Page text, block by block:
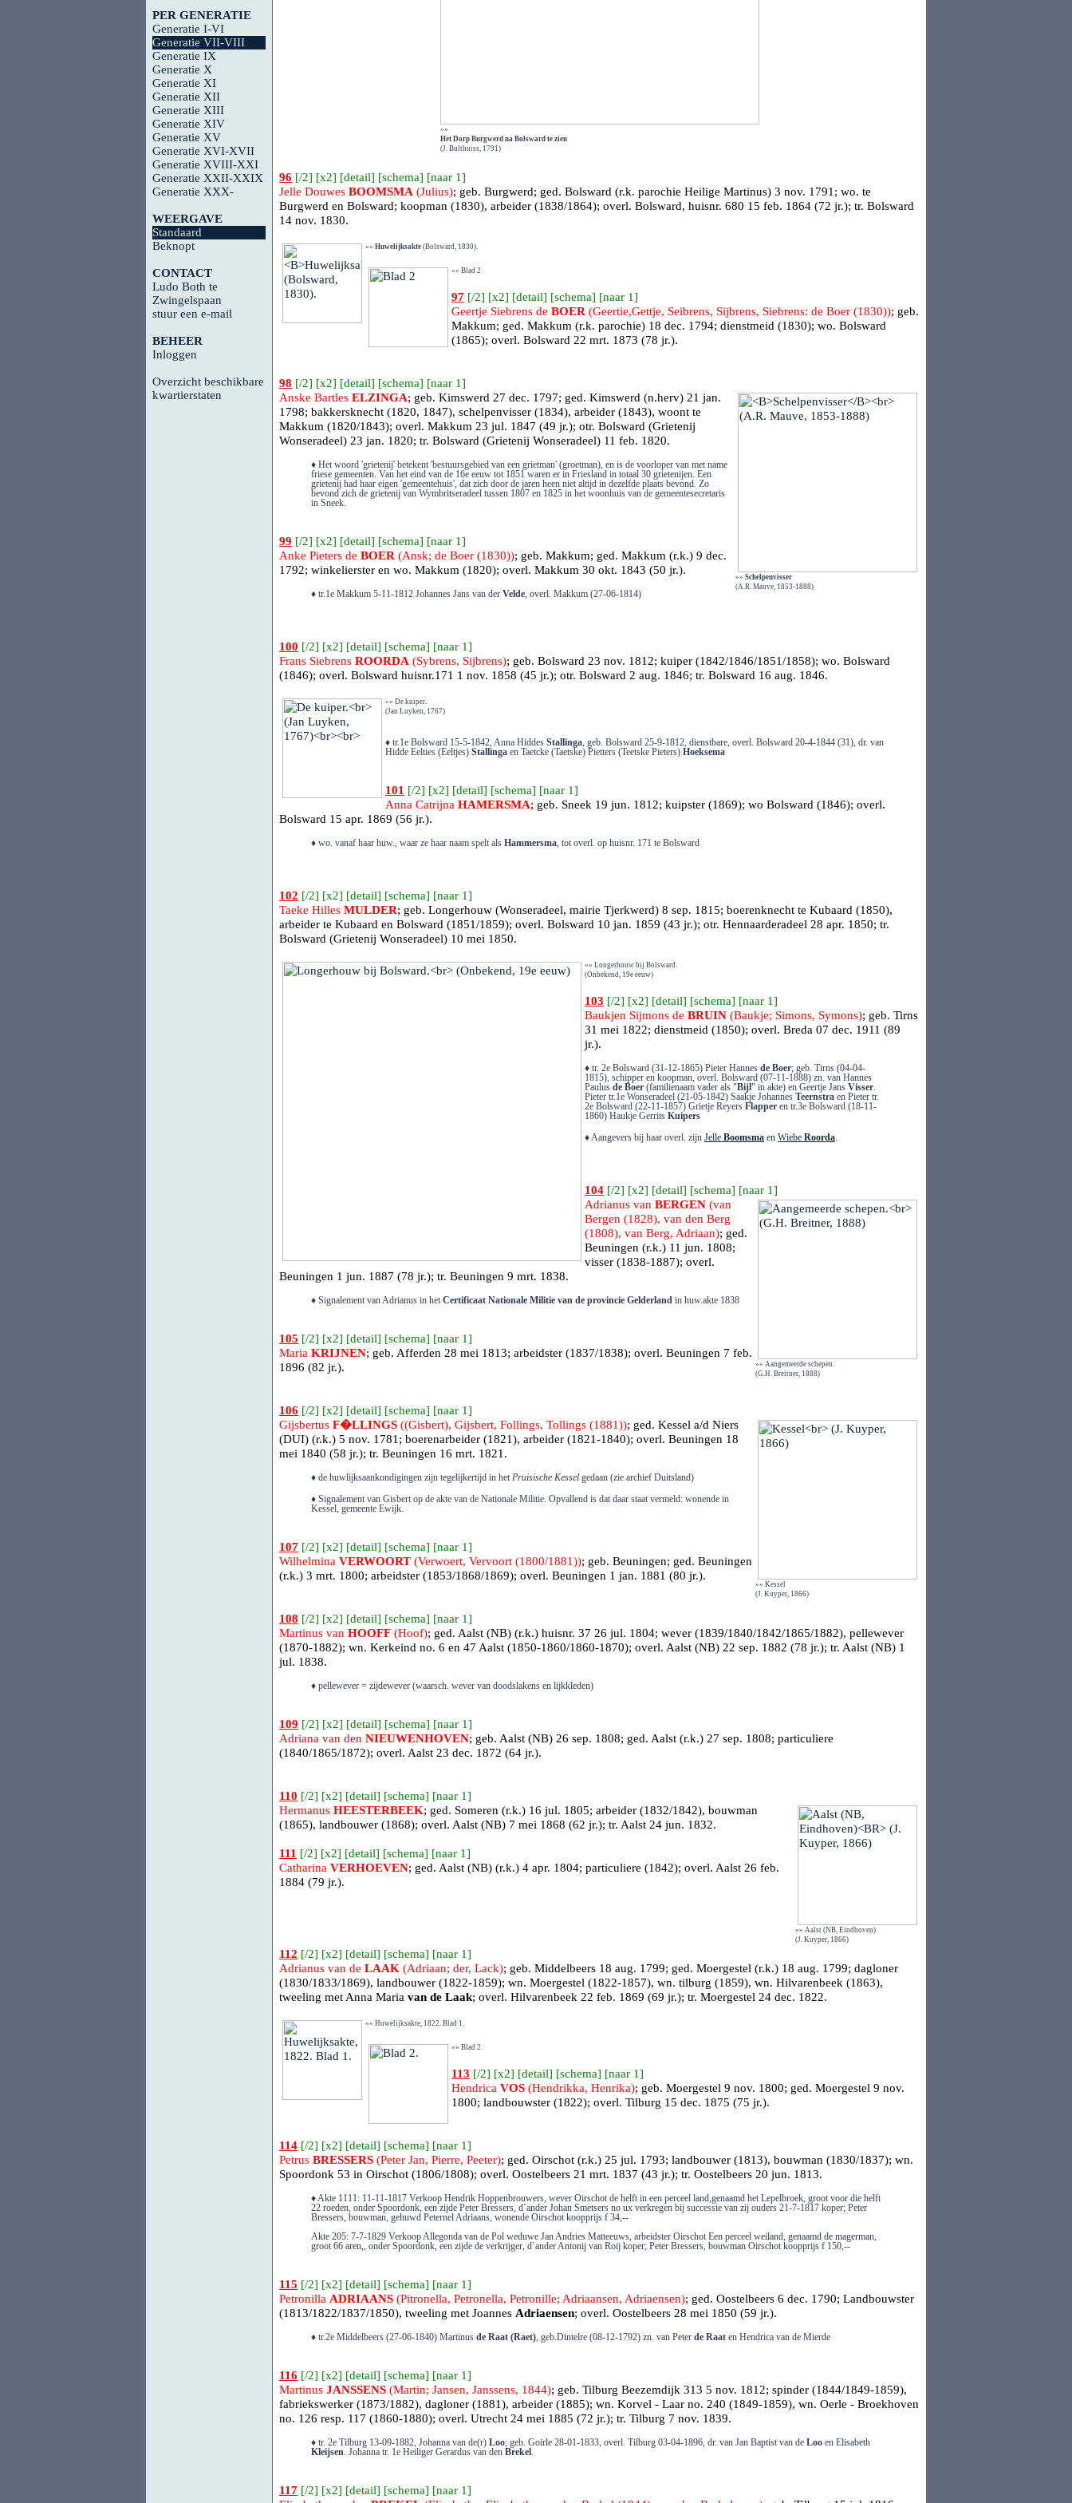
PER GENERATIE
Generatie I-VI
Generatie VII-VIII
Generatie IX
Generatie X
Generatie XI
Generatie XII
Generatie XIII
Generatie XIV
Generatie XV
Generatie XVI-XVII
Generatie XVIII-XXI
Generatie XXII-XXIX
Generatie XXX-
WEERGAVE
Standaard
Beknopt
CONTACT
Ludo Both te
Zwingelspaan
stuur een e-mail
BEHEER
Inloggen
Overzicht beschikbare
kwartierstaten
»»
Het Dorp Burgwerd na Bolsward te zien
(J. Bulthuiss, 1791)
96 [/2] [x2] [detail] [schema] [naar 1]
Jelle Douwes BOOMSMA (Julius); geb. Burgwerd; ged. Bolsward (r.k. parochie Heilige Martinus) 3 nov. 1791; wo. te
Burgwerd en Bolsward; koopman (1830), arbeider (1838/1864); overl. Bolsward, huisnr. 680 15 feb. 1864 (72 jr.); tr. Bolsward
14 nov. 1830.
«« Huwelijksakte (Bolsward, 1830).
«« Blad 2
97 [/2] [x2] [detail] [schema] [naar 1]
Geertje Siebrens de BOER (Geertie,Gettje, Seibrens, Sijbrens, Siebrens: de Boer (1830)); geb.
Makkum; ged. Makkum (r.k. parochie) 18 dec. 1794; dienstmeid (1830); wo. Bolsward
(1865); overl. Bolsward 22 mrt. 1873 (78 jr.).
98 [/2] [x2] [detail] [schema] [naar 1]
»» Schelpenvisser
(A.R. Mauve, 1853-1888)
Anske Bartles ELZINGA; geb. Kimswerd 27 dec. 1797; ged. Kimswerd (n.herv) 21 jan.
1798; bakkersknecht (1820, 1847), schelpenvisser (1834), arbeider (1843), woont te
Makkum (1820/1843); overl. Makkum 23 jul. 1847 (49 jr.); otr. Bolsward (Grietenij
Wonseradeel) 23 jan. 1820; tr. Bolsward (Grietenij Wonseradeel) 11 feb. 1820.
♦ Het woord 'grietenij' betekent 'bestuursgebied van een grietman' (groetman), en is de voorloper van met name
friese gemeenten. Van het eind van de 16e eeuw tot 1851 waren er in Friesland in totaal 30 grietenijen. Een
grietenij had haar eigen 'gemeentehuis', dat zich door de jaren heen niet altijd in dezelfde plaats bevond. Zo
bevond zich de grietenij van Wymbritseradeel tussen 1807 en 1825 in het woonhuis van de gemeentesecretaris
in Sneek.
99 [/2] [x2] [detail] [schema] [naar 1]
Anke Pieters de BOER (Ansk; de Boer (1830)); geb. Makkum; ged. Makkum (r.k.) 9 dec.
1792; winkelierster en wo. Makkum (1820); overl. Makkum 30 okt. 1843 (50 jr.).
♦ tr.1e Makkum 5-11-1812 Johannes Jans van der Velde, overl. Makkum (27-06-1814)
100 [/2] [x2] [detail] [schema] [naar 1]
Frans Siebrens ROORDA (Sybrens, Sijbrens); geb. Bolsward 23 nov. 1812; kuiper (1842/1846/1851/1858); wo. Bolsward
(1846); overl. Bolsward huisnr.171 1 nov. 1858 (45 jr.); otr. Bolsward 2 aug. 1846; tr. Bolsward 16 aug. 1846.
«« De kuiper.
(Jan Luyken, 1767)
♦ tr.1e Bolsward 15-5-1842, Anna Hiddes Stallinga, geb. Bolsward 25-9-1812, dienstbare, overl. Bolsward 20-4-1844 (31), dr. van
Hidde Eelties (Eeltjes) Stallinga en Taetcke (Taetske) Pietters (Teetske Pieters) Hoeksema
101 [/2] [x2] [detail] [schema] [naar 1]
Anna Catrijna HAMERSMA; geb. Sneek 19 jun. 1812; kuipster (1869); wo Bolsward (1846); overl.
Bolsward 15 apr. 1869 (56 jr.).
♦ wo. vanaf haar huw., waar ze haar naam spelt als Hammersma, tot overl. op huisnr. 171 te Bolsward
102 [/2] [x2] [detail] [schema] [naar 1]
Taeke Hilles MULDER; geb. Longerhouw (Wonseradeel, mairie Tjerkwerd) 8 sep. 1815; boerenknecht te Kubaard (1850),
arbeider te Kubaard en Bolsward (1851/1859); overl. Bolsward 10 jan. 1859 (43 jr.); otr. Hennaarderadeel 28 apr. 1850; tr.
Bolsward (Grietenij Wonseradeel) 10 mei 1850.
«« Longerhouw bij Bolsward.
(Onbekend, 19e eeuw)
103 [/2] [x2] [detail] [schema] [naar 1]
Baukjen Sijmons de BRUIN (Baukje; Simons, Symons); geb. Tirns
31 mei 1822; dienstmeid (1850); overl. Breda 07 dec. 1911 (89
jr.).
♦ tr. 2e Bolsward (31-12-1865) Pieter Hannes de Boer; geb. Tirns (04-04-
1815), schipper en koopman, overl. Bolsward (07-11-1888) zn. van Hannes
Paulus de Boer (familienaam vader als "Bijl" in akte) en Geertje Jans Visser.
Pieter tr.1e Wonseradeel (21-05-1842) Saakje Johannes Teernstra en Pieter tr.
2e Bolsward (22-11-1857) Grietje Reyers Flapper en tr.3e Bolsward (18-11-
1860) Haukje Gerrits Kuipers
♦ Aangevers bij haar overl. zijn Jelle Boomsma en Wiebe Roorda.
104 [/2] [x2] [detail] [schema] [naar 1]
»» Aangemeerde schepen.
(G.H. Breitner, 1888)
Adrianus van BERGEN (van
Bergen (1828), van den Berg
(1808), van Berg, Adriaan); ged.
Beuningen (r.k.) 11 jun. 1808;
visser (1838-1887); overl.
Beuningen 1 jun. 1887 (78 jr.); tr. Beuningen 9 mrt. 1838.
♦ Signalement van Adrianus in het Certificaat Nationale Militie van de provincie Gelderland in huw.akte 1838
105 [/2] [x2] [detail] [schema] [naar 1]
Maria KRIJNEN; geb. Afferden 28 mei 1813; arbeidster (1837/1838); overl. Beuningen 7 feb.
1896 (82 jr.).
106 [/2] [x2] [detail] [schema] [naar 1]
»» Kessel
(J. Kuyper, 1866)
Gijsbertus F�LLINGS ((Gisbert), Gijsbert, Follings, Tollings (1881)); ged. Kessel a/d Niers
(DUI) (r.k.) 5 nov. 1781; boerenarbeider (1821), arbeider (1821-1840); overl. Beuningen 18
mei 1840 (58 jr.); tr. Beuningen 16 mrt. 1821.
♦ de huwlijksaankondigingen zijn tegelijkertijd in het Pruisische Kessel gedaan (zie archief Duitsland)
♦ Signalement van Gisbert op de akte van de Nationale Militie. Opvallend is dat daar staat vermeld: wonende in
Kessel, gemeente Ewijk.
107 [/2] [x2] [detail] [schema] [naar 1]
Wilhelmina VERWOORT (Verwoert, Vervoort (1800/1881)); geb. Beuningen; ged. Beuningen
(r.k.) 3 mrt. 1800; arbeidster (1853/1868/1869); overl. Beuningen 1 jan. 1881 (80 jr.).
108 [/2] [x2] [detail] [schema] [naar 1]
Martinus van HOOFF (Hoof); ged. Aalst (NB) (r.k.) huisnr. 37 26 jul. 1804; wever (1839/1840/1842/1865/1882), pellewever
(1870-1882); wn. Kerkeind no. 6 en 47 Aalst (1850-1860/1860-1870); overl. Aalst (NB) 22 sep. 1882 (78 jr.); tr. Aalst (NB) 1
jul. 1838.
♦ pellewever = zijdewever (waarsch. wever van doodslakens en lijkkleden)
109 [/2] [x2] [detail] [schema] [naar 1]
Adriana van den NIEUWENHOVEN; geb. Aalst (NB) 26 sep. 1808; ged. Aalst (r.k.) 27 sep. 1808; particuliere
(1840/1865/1872); overl. Aalst 23 dec. 1872 (64 jr.).
110 [/2] [x2] [detail] [schema] [naar 1]
»» Aalst (NB, Eindhoven)
(J. Kuyper, 1866)
Hermanus HEESTERBEEK; ged. Someren (r.k.) 16 jul. 1805; arbeider (1832/1842), bouwman
(1865), landbouwer (1868); overl. Aalst (NB) 7 mei 1868 (62 jr.); tr. Aalst 24 jun. 1832.
111 [/2] [x2] [detail] [schema] [naar 1]
Catharina VERHOEVEN; ged. Aalst (NB) (r.k.) 4 apr. 1804; particuliere (1842); overl. Aalst 26 feb.
1884 (79 jr.).
112 [/2] [x2] [detail] [schema] [naar 1]
Adrianus van de LAAK (Adriaan; der, Lack); geb. Middelbeers 18 aug. 1799; ged. Moergestel (r.k.) 18 aug. 1799; dagloner
(1830/1833/1869), landbouwer (1822-1859); wn. Moergestel (1822-1857), wn. tilburg (1859), wn. Hilvarenbeek (1863),
tweeling met Anna Maria van de Laak; overl. Hilvarenbeek 22 feb. 1869 (69 jr.); tr. Moergestel 24 dec. 1822.
«« Huwelijksakte, 1822. Blad 1.
«« Blad 2.
113 [/2] [x2] [detail] [schema] [naar 1]
Hendrica VOS (Hendrikka, Henrika); geb. Moergestel 9 nov. 1800; ged. Moergestel 9 nov.
1800; landbouwster (1822); overl. Tilburg 15 dec. 1875 (75 jr.).
114 [/2] [x2] [detail] [schema] [naar 1]
Petrus BRESSERS (Peter Jan, Pierre, Peeter); ged. Oirschot (r.k.) 25 jul. 1793; landbouwer (1813), bouwman (1830/1837); wn.
Spoordonk 53 in Oirschot (1806/1808); overl. Oostelbeers 21 mrt. 1837 (43 jr.); tr. Oostelbeers 20 jun. 1813.
♦ Akte 1111: 11-11-1817 Verkoop Hendrik Hoppenbrouwers, wever Oirschot de helft in een perceel land,genaamd het Lepelbroek, groot voor die helft
22 roeden, onder Spoordonk, een zijde Peter Bressers, d`ander Johan Smetsers no ux verkregen bij successie van zij ouders 21-7-1817 koper; Peter
Bressers, bouwman, gehuwd Peternel Adriaans, wonende Oirschot koopprijs f 34,--
Akte 205: 7-7-1829 Verkoop Allegonda van de Pol weduwe Jan Andries Matteeuws, arbeidster Oirschot Een perceel weiland, genaamd de magerman,
groot 66 aren,, onder Spoordonk, een zijde de verkrijger, d`ander Antonij van Roij koper; Peter Bressers, bouwman Oirschot koopprijs f 150,--
115 [/2] [x2] [detail] [schema] [naar 1]
Petronilla ADRIAANS (Pitronella, Petronella, Petronille; Adriaansen, Adriaensen); ged. Oostelbeers 6 dec. 1790; Landbouwster
(1813/1822/1837/1850), tweeling met Joannes Adriaensen; overl. Oostelbeers 28 mei 1850 (59 jr.).
♦ tr.2e Middelbeers (27-06-1840) Martinus de Raat (Raet), geb.Dintelre (08-12-1792) zn. van Peter de Raat en Hendrica van de Mierde
116 [/2] [x2] [detail] [schema] [naar 1]
Martinus JANSSENS (Martin; Jansen, Janssens, 1844); geb. Tilburg Beezemdijk 313 5 nov. 1812; spinder (1844/1849-1859),
fabriekswerker (1873/1882), dagloner (1881), arbeider (1885); wn. Korvel - Laar no. 240 (1849-1859), wn. Oerle - Broekhoven
no. 126 resp. 117 (1860-1880); overl. Utrecht 24 mei 1885 (72 jr.); tr. Tilburg 7 nov. 1839.
♦ tr. 2e Tilburg 13-09-1882, Johanna van de(r) Loo; geb. Goirle 28-01-1833, overl. Tilburg 03-04-1896, dr. van Jan Baptist van de Loo en Elisabeth
Kleijsen. Johanna tr. 1e Heiliger Gerardus van den Brekel.
117 [/2] [x2] [detail] [schema] [naar 1]